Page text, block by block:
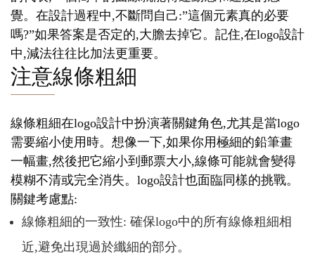
覺。在設計過程中,不斷問自己:”這個元素真的必要
嗎?”如果答案是否定的,大膽去掉它。記住,在logo設計
中,減法往往比加法更重要。
注意線條粗細
線條粗細在logo設計中扮演著關鍵角色,尤其是當logo
需要縮小使用時。想像一下,如果你用極細的鉛筆畫
一幅畫,然後把它縮小到郵票大小,線條可能就會變得
模糊不清或完全消失。logo設計也面臨同樣的挑戰。
關鍵考慮點:
線條粗細的一致性: 確保logo中的所有線條粗細相
近,避免出現過於纖細的部分。